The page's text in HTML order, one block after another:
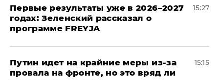
Первые результаты уже в 2026–2027
годах: Зеленский рассказал о
программе FREYJA
15:27
Путин идет на крайние меры из-за
провала на фронте, но это вряд ли
15:15